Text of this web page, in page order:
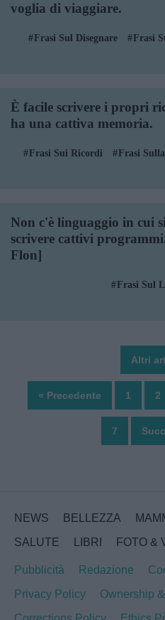
voglia di viaggiare.
Frasi Sul Disegnare Frasi
È facile scrivere i propri
ha una cattiva memoria.
Frasi Sui Ricordi Frasi
Non c'è linguaggio in cui
scrivere cattivi
Flon]
Frasi Sul
Altri
« Precedente 1 2
7
NEWS BELLEZZA
SALUTE
LIBRI FOTO &
Pubblicità Redazione
Privacy Policy
Ownership